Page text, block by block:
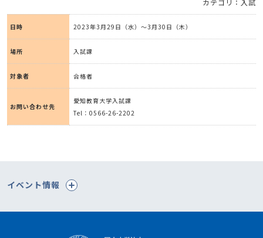
カテゴリ：入試
日時 2023年3月29日（水）～3月30日（木）
場所 入試課
対象者 合格者
お問い合わせ先
愛知教育大学入試課
Tel：0566-26-2202
イベント情報